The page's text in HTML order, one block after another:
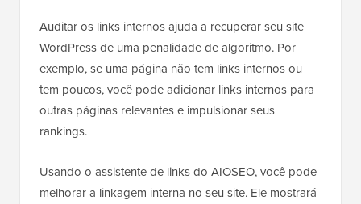
Auditar os links internos ajuda a recuperar seu site
WordPress de uma penalidade de algoritmo. Por
exemplo, se uma página não tem links internos ou
tem poucos, você pode adicionar links internos para
outras páginas relevantes e impulsionar seus
rankings.
Usando o assistente de links do AIOSEO, você pode
melhorar a linkagem interna no seu site. Ele mostrará